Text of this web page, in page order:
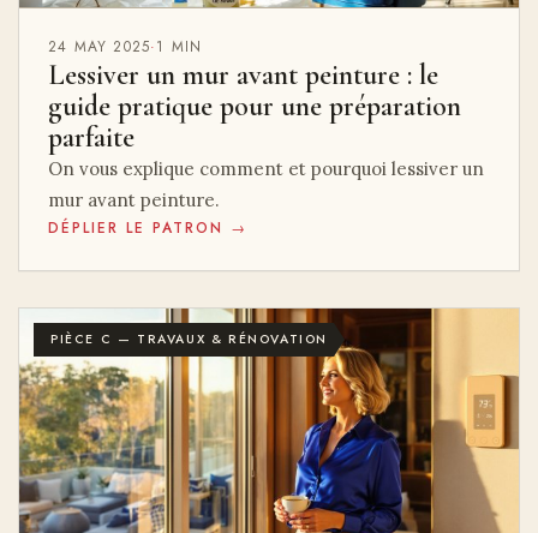
24 MAY 2025·1 MIN
Lessiver un mur avant peinture : le
guide pratique pour une préparation
parfaite
On vous explique comment et pourquoi lessiver un
mur avant peinture.
DÉPLIER LE PATRON →
PIÈCE C — TRAVAUX & RÉNOVATION